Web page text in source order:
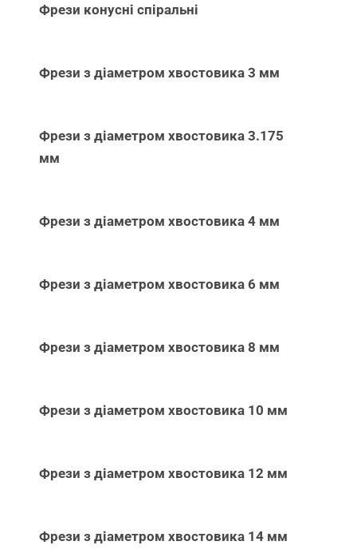
Фрези конусні спіральні
Фрези з діаметром хвостовика 3 мм
Фрези з діаметром хвостовика 3.175
мм
Фрези з діаметром хвостовика 4 мм
Фрези з діаметром хвостовика 6 мм
Фрези з діаметром хвостовика 8 мм
Фрези з діаметром хвостовика 10 мм
Фрези з діаметром хвостовика 12 мм
Фрези з діаметром хвостовика 14 мм